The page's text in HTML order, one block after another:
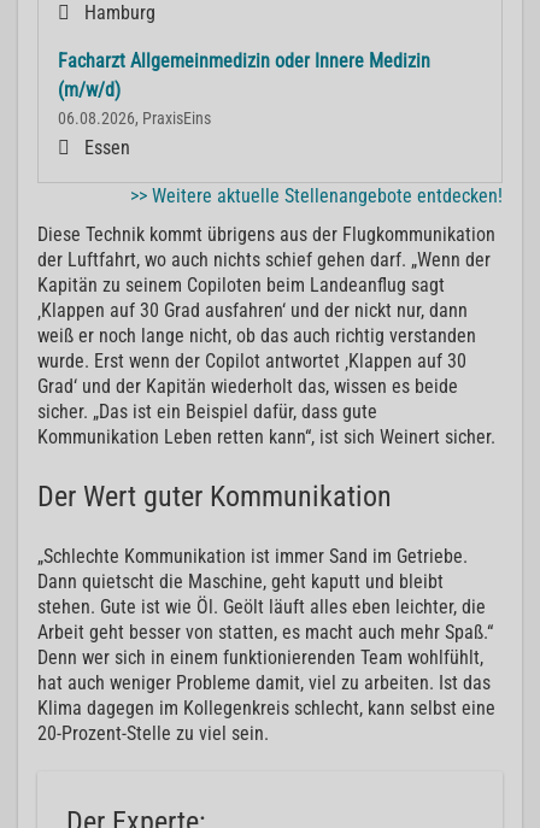
Hamburg
Facharzt Allgemeinmedizin oder Innere Medizin
(m/w/d)
06.08.2026, PraxisEins
Essen
>> Weitere aktuelle Stellenangebote entdecken!
Diese Technik kommt übrigens aus der Flugkommunikation
der Luftfahrt, wo auch nichts schief gehen darf. „Wenn der
Kapitän zu seinem Copiloten beim Landeanflug sagt
‚Klappen auf 30 Grad ausfahren‘ und der nickt nur, dann
weiß er noch lange nicht, ob das auch richtig verstanden
wurde. Erst wenn der Copilot antwortet ‚Klappen auf 30
Grad‘ und der Kapitän wiederholt das, wissen es beide
sicher. „Das ist ein Beispiel dafür, dass gute
Kommunikation Leben retten kann“, ist sich Weinert sicher.
Der Wert guter Kommunikation
„Schlechte Kommunikation ist immer Sand im Getriebe.
Dann quietscht die Maschine, geht kaputt und bleibt
stehen. Gute ist wie Öl. Geölt läuft alles eben leichter, die
Arbeit geht besser von statten, es macht auch mehr Spaß.“
Denn wer sich in einem funktionierenden Team wohlfühlt,
hat auch weniger Probleme damit, viel zu arbeiten. Ist das
Klima dagegen im Kollegenkreis schlecht, kann selbst eine
20-Prozent-Stelle zu viel sein.